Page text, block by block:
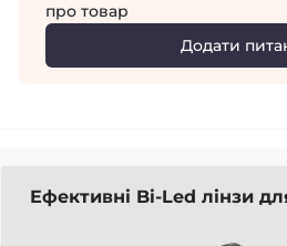
про товар
Додати
Ефективні Bi-Led лінзи